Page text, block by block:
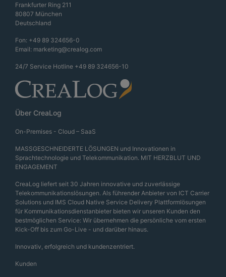
Frankfurter Ring 211
80807 München
Deutschland
Fon: +49 89 324656-0
Email: marketing@crealog.com
24/7 Service Hotline +49 89 324656-10
Über CreaLog
On-Premises - Cloud – SaaS
MASSGESCHNEIDERTE LÖSUNGEN und Innovationen in
Sprachtechnologie und Telekommunikation. MIT HERZBLUT UND
ENGAGEMENT
CreaLog liefert seit 30 Jahren innovative und zuverlässige
Telekommunikationslösungen. Als führender Anbieter von ICT Carrier
Solutions und IMS Cloud Native Service Delivery Plattformlösungen
für Kommunikationsdienstanbieter bieten wir unseren Kunden den
bestmöglichen Service: Wir übernehmen die persönliche vom ersten
Kick-Off bis zum Go-Live - und darüber hinaus.
Innovativ, erfolgreich und kundenzentriert.
Kunden